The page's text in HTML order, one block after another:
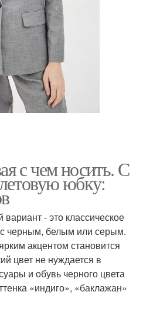
с чем носить. С
юбку:
- это классическое
с черным, белым или серым.
акцентом становится
цвет не нуждается в
и обувь черного цвета
«индиго», «баклажан»